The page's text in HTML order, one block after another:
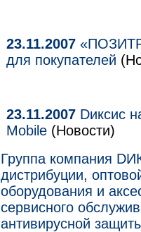
23.11.2007
для покупателей
23.11.2007 Dиксис
Mobile (Новости)
Группа компания
дистрибуции,
оборудования и
сервисного
антивирусной